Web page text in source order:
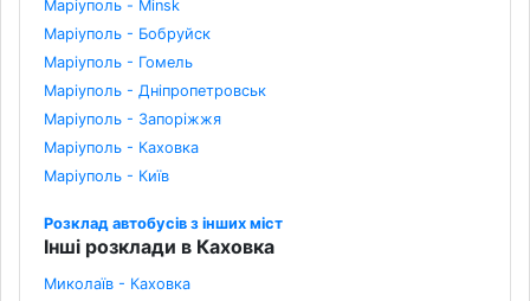
Маріуполь - Minsk
Маріуполь - Бобруйск
Маріуполь - Гомель
Маріуполь - Дніпропетровськ
Маріуполь - Запоріжжя
Маріуполь - Каховка
Маріуполь - Київ
Розклад автобусів з інших міст
Інші розклади в Каховка
Миколаїв - Каховка